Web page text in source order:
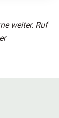
weiter. Ruf